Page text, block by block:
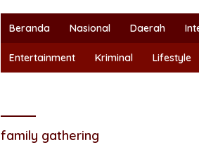
Beranda Nasional Daerah
Entertainment Kriminal Lifestyle
family gathering